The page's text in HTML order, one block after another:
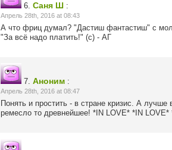
6. Саня Ш :
Апрель 28th, 2016 at 08:43
А что фриц думал? "Дастиш фантастиш" с
"За всё надо платить!" (с) - АГ
7. Аноним :
Апрель 28th, 2016 at 08:47
Понять и простить - в стране кризис. А
ремесло то древнейшее! *IN LOVE* *IN LOVE*